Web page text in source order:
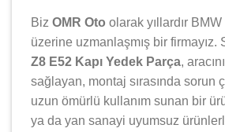
Biz OMR Oto olarak yıllardır BMW
üzerine uzmanlaşmış bir firmayız.
Z8 E52 Kapı Yedek Parça,
sağlayan, montaj sırasında sorun
uzun ömürlü kullanım sunan bir
ya da yan sanayi uyumsuz